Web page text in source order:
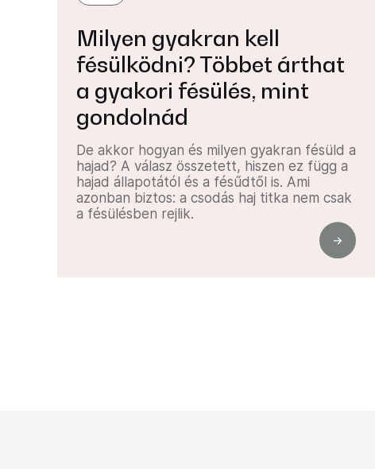
Milyen gyakran kell
fésülködni? Többet árthat
a gyakori fésülés, mint
gondolnád
De akkor hogyan és milyen gyakran fésüld a
hajad? A válasz összetett, hiszen ez függ a
hajad állapotától és a fésűdtől is. Ami
azonban biztos: a csodás haj titka nem csak
a fésülésben rejlik.